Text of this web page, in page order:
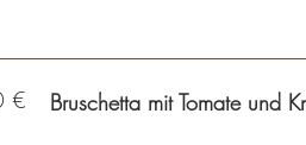
€ Bruschetta mit Tomate und